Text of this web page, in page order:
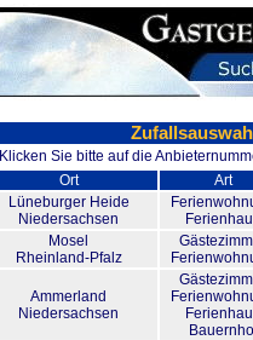
Klicken Sie bitte auf die
Ort
Art
Lüneburger Heide
Niedersachsen
Mosel
Rheinland-Pfalz
Ammerland
Niedersachsen